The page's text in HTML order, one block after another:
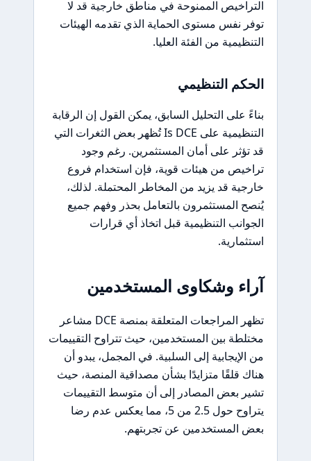
التراخيص الممنوحة في مناطق خارجية قد لا
توفر نفس مستوى الحماية الذي تقدمه الهيئات
التنظيمية من الفئة العليا.
الحكم التنظيمي
بناءً على التحليل السابق، يمكن القول إن الرقابة
التنظيمية على Is DCE تُظهر بعض الثغرات التي
قد تؤثر على أمان المستثمرين. رغم وجود
تراخيص من هيئات قوية، فإن استخدام فروع
خارجية قد يزيد من المخاطر المحتملة. لذلك،
يُنصح المستثمرون بالتعامل بحذر وفهم جميع
الجوانب التنظيمية قبل اتخاذ أي قرارات
استثمارية.
آراء وشكاوى المستخدمين
تظهر المراجعات المتعلقة بمنصة DCE مشاعر
مختلطة بين المستخدمين، حيث تتراوح التقييمات
من الإيجابية إلى السلبية. في المجمل، يبدو أن
هناك قلقًا متزايدًا بشأن مصداقية المنصة، حيث
تشير بعض المصادر إلى أن متوسط التقييمات
يتراوح حول 2.5 من 5، مما يعكس عدم رضا
بعض المستخدمين عن تجربتهم.